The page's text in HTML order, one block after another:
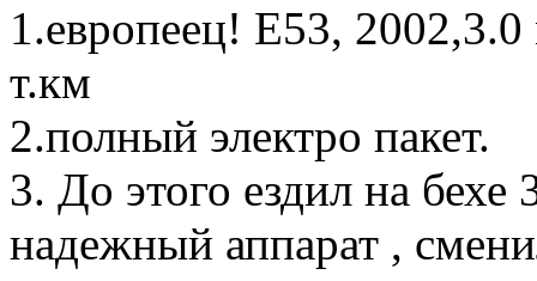
1.европеец! Е53, 2002,3.0
т.км
2.полный электро пакет.
3. До этого ездил на
надежный аппарат ,